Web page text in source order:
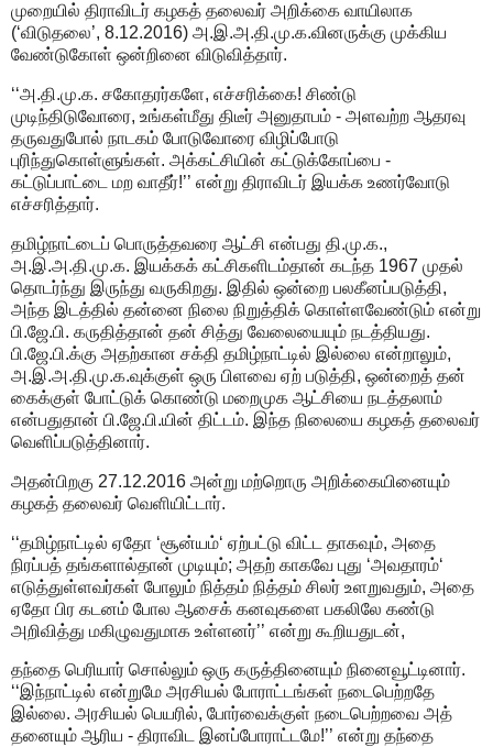
முறையில் திராவிடர் கழகத் தலைவர் அறிக்கை வாயிலாக
(‘விடுதலை’, 8.12.2016) அ.இ.அ.தி.மு.க.வினருக்கு முக்கிய
வேண்டுகோள் ஒன்றினை விடுவித்தார்.
‘‘அ.தி.மு.க. சகோதரர்களே, எச்சரிக்கை! சிண்டு
முடிந்திடுவோரை, உங்கள்மீது திடீர் அனுதாபம் - அளவற்ற ஆதரவு
தருவதுபோல் நாடகம் போடுவோரை விழிப்போடு
புரிந்துகொள்ளுங்கள். அக்கட்சியின் கட்டுக்கோப்பை -
கட்டுப்பாட்டை மற வாதீர்!’’ என்று திராவிடர் இயக்க உணர்வோடு
எச்சரித்தார்.
தமிழ்நாட்டைப் பொருத்தவரை ஆட்சி என்பது தி.மு.க.,
அ.இ.அ.தி.மு.க. இயக்கக் கட்சிகளிடம்தான் கடந்த 1967 முதல்
தொடர்ந்து இருந்து வருகிறது. இதில் ஒன்றை பலகீனப்படுத்தி,
அந்த இடத்தில் தன்னை நிலை நிறுத்திக் கொள்ளவேண்டும் என்று
பி.ஜே.பி. கருதித்தான் தன் சித்து வேலையையும் நடத்தியது.
பி.ஜே.பி.க்கு அதற்கான சக்தி தமிழ்நாட்டில் இல்லை என்றாலும்,
அ.இ.அ.தி.மு.க.வுக்குள் ஒரு பிளவை ஏற் படுத்தி, ஒன்றைத் தன்
கைக்குள் போட்டுக் கொண்டு மறைமுக ஆட்சியை நடத்தலாம்
என்பதுதான் பி.ஜே.பி.யின் திட்டம். இந்த நிலையை கழகத் தலைவர்
வெளிப்படுத்தினார்.
அதன்பிறகு 27.12.2016 அன்று மற்றொரு அறிக்கையினையும்
கழகத் தலைவர் வெளியிட்டார்.
‘‘தமிழ்நாட்டில் ஏதோ ‘சூன்யம்‘ ஏற்பட்டு விட்ட தாகவும், அதை
நிரப்பத் தங்களால்தான் முடியும்; அதற் காகவே புது ‘அவதாரம்‘
எடுத்துள்ளவர்கள் போலும் நித்தம் நித்தம் சிலர் உளறுவதும், அதை
ஏதோ பிர கடனம் போல ஆசைக் கனவுகளை பகலிலே கண்டு
அறிவித்து மகிழுவதுமாக உள்ளனர்’’ என்று கூறியதுடன்,
தந்தை பெரியார் சொல்லும் ஒரு கருத்தினையும் நினைவூட்டினார்.
‘‘இந்நாட்டில் என்றுமே அரசியல் போராட்டங்கள் நடைபெற்றதே
இல்லை. அரசியல் பெயரில், போர்வைக்குள் நடைபெற்றவை அத்
தனையும் ஆரிய - திராவிட இனப்போராட்டமே!’’ என்று தந்தை